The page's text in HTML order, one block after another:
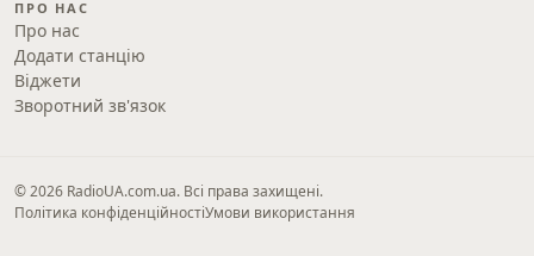
ПРО НАС
Про нас
Додати станцію
Віджети
Зворотний зв'язок
© 2026 RadioUA.com.ua. Всі права захищені.
Політика конфіденційностіУмови використання